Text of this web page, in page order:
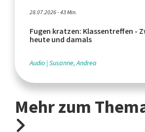
28.07.2026 - 43 Min.
Fugen kratzen: Klassentreffen -
heute und damals
Audio Susanne, Andrea
Mehr zum